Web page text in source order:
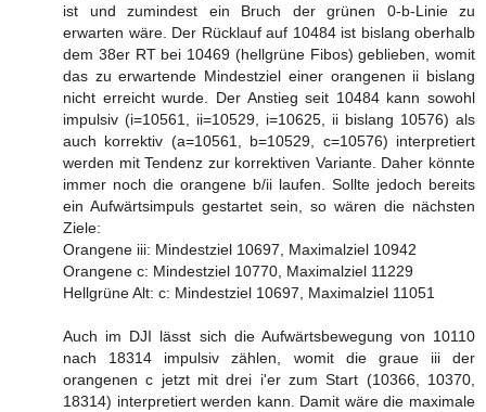
ist und zumindest ein Bruch der grünen 0-b-Linie zu
erwarten wäre. Der Rücklauf auf 10484 ist bislang oberhalb
dem 38er RT bei 10469 (hellgrüne Fibos) geblieben, womit
das zu erwartende Mindestziel einer orangenen ii bislang
nicht erreicht wurde. Der Anstieg seit 10484 kann sowohl
impulsiv (i=10561, ii=10529, i=10625, ii bislang 10576) als
auch korrektiv (a=10561, b=10529, c=10576) interpretiert
werden mit Tendenz zur korrektiven Variante. Daher könnte
immer noch die orangene b/ii laufen. Sollte jedoch bereits
ein Aufwärtsimpuls gestartet sein, so wären die nächsten
Ziele:
Orangene iii: Mindestziel 10697, Maximalziel 10942
Orangene c: Mindestziel 10770, Maximalziel 11229
Hellgrüne Alt: c: Mindestziel 10697, Maximalziel 11051
Auch im DJI lässt sich die Aufwärtsbewegung von 10110
nach 18314 impulsiv zählen, womit die graue iii der
orangenen c jetzt mit drei i'er zum Start (10366, 10370,
18314) interpretiert werden kann. Damit wäre die maximale